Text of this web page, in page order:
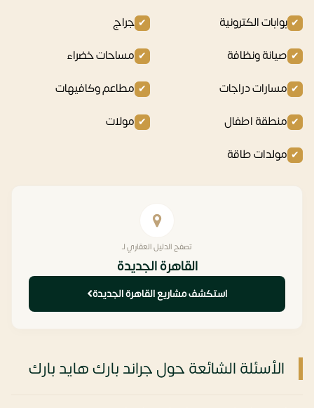
بوابات الكترونية
جراج
صيانة ونظافة
مساحات خضراء
مسارات دراجات
مطاعم وكافيهات
منطقة اطفال
مولات
مولدات طاقة
تصفح الدليل العقاري لـ
القاهرة الجديدة
استكشف مشاريع القاهرة الجديدة
الأسئلة الشائعة حول جراند بارك هايد بارك